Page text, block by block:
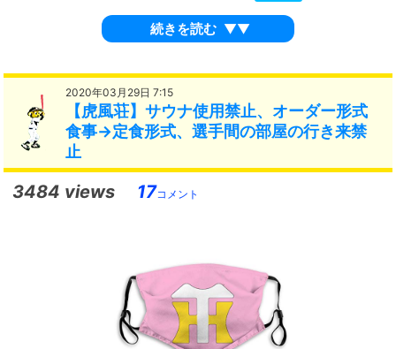
続きを読む ▼▼
2020年03月29日 7:15
【虎風荘】サウナ使用禁止、オーダー形式
食事→定食形式、選手間の部屋の行き来禁
止
3484 views 17コメント